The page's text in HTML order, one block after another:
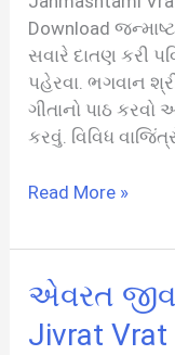
Download
સવારે દાતણ કરી
પહેરવા. ભગવાન
ગીતાનો પાઠ
કરવું. વિવિધ
જન્માષ્ટમી
કથા
Janmashtami
Vrat
Read More »
એવરત
Jivrat Vrat